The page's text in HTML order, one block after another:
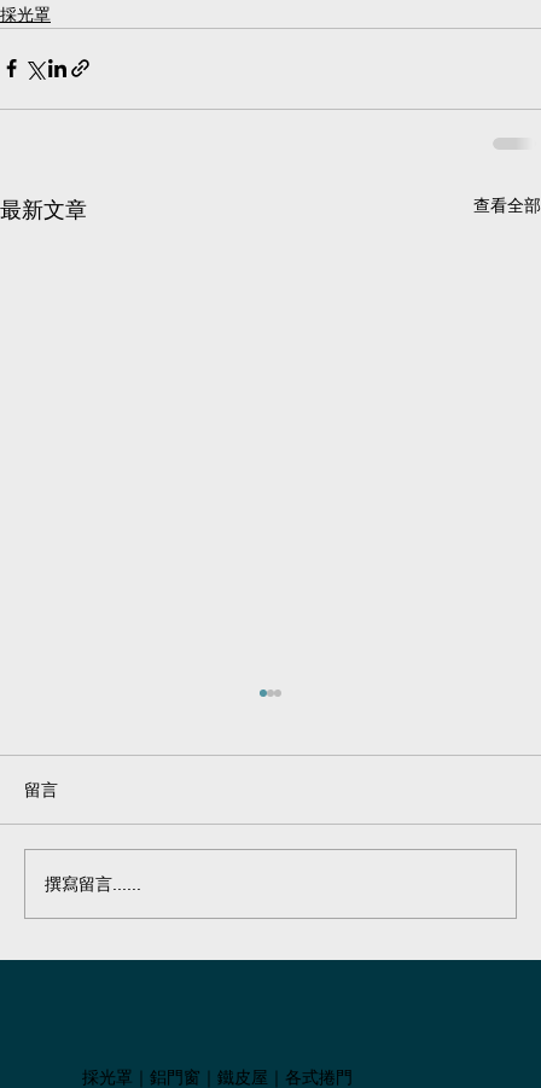
採光罩
最新文章 查看全部
留言
撰寫留言......
採光罩｜鋁門窗｜鐵皮屋｜各式捲門